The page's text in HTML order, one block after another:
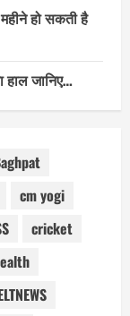
हो सकती है
जानिए…
cm yogi
cricket